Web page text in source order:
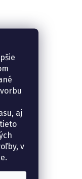
aj
v